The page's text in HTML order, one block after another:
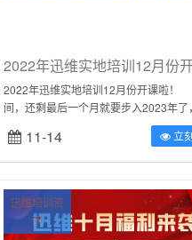
2022年迅维实地培训12月份开课啦
间，还剩最后一个月就要步入2023年了
年定下的目标你都实现了吗？不想上班
拿死工资，想换工作.......
11-14 立
迅维培训资
讯